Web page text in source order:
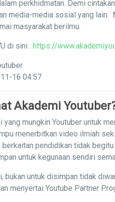
perkhidmatan. Demi
media-media sosial yang lain.
masyarakat berilmu.
di sini : https://
16 04:57
Akademi
yang mungkin Youtuber untuk
menerbitkan video ilmiah
pendidikan tidak
untuk kegunaan sendiri
bukan untuk disimpan tidak
menyertai Youtube Partner